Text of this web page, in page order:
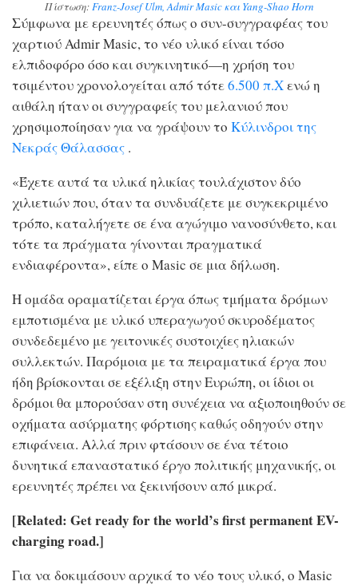
Πίστωση:Franz-Josef Ulm, Admir Masic και Yang-Shao Horn
Σύμφωνα με ερευνητές όπως ο συν-συγγραφέας του
χαρτιού Admir Masic, το νέο υλικό είναι τόσο
ελπιδοφόρο όσο και συγκινητικό—η χρήση του
τσιμέντου χρονολογείται από τότε6.500 π.Χενώ η
αιθάλη ήταν οι συγγραφείς του μελανιού που
χρησιμοποίησαν για να γράψουν το Κύλινδροι της
Νεκράς Θάλασσας .
«Έχετε αυτά τα υλικά ηλικίας τουλάχιστον δύο
χιλιετιών που, όταν τα συνδυάζετε με συγκεκριμένο
τρόπο, καταλήγετε σε ένα αγώγιμο νανοσύνθετο, και
τότε τα πράγματα γίνονται πραγματικά
ενδιαφέροντα», είπε ο Masic σε μια δήλωση.
Η ομάδα οραματίζεται έργα όπως τμήματα δρόμων
εμποτισμένα με υλικό υπεραγωγού σκυροδέματος
συνδεδεμένο με γειτονικές συστοιχίες ηλιακών
συλλεκτών. Παρόμοια με τα πειραματικά έργα που
ήδη βρίσκονται σε εξέλιξη στην Ευρώπη, οι ίδιοι οι
δρόμοι θα μπορούσαν στη συνέχεια να αξιοποιηθούν σε
οχήματα ασύρματης φόρτισης καθώς οδηγούν στην
επιφάνεια. Αλλά πριν φτάσουν σε ένα τέτοιο
δυνητικά επαναστατικό έργο πολιτικής μηχανικής, οι
ερευνητές πρέπει να ξεκινήσουν από μικρά.
[Related: Get ready for the world’s first permanent EV-
charging road.]
Για να δοκιμάσουν αρχικά το νέο τους υλικό, ο Masic